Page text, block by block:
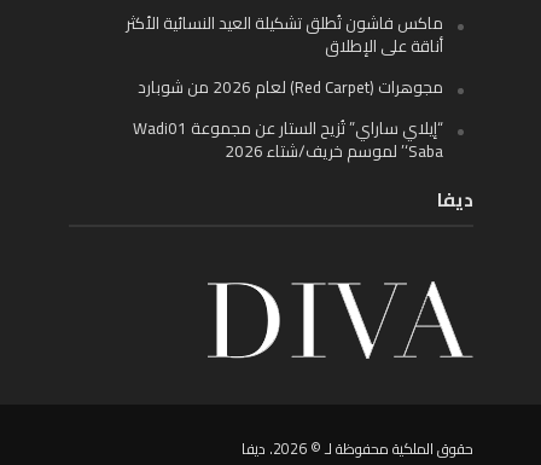
ماكس فاشون تُطلق تشكيلة العيد النسائية الأكثر
أناقة على الإطلاق
مجوهرات (Red Carpet) لعام 2026 من شوبارد
“إيلاي ساراي” تُزيح الستار عن مجموعة Wadi01
‘Saba’ لموسم خريف/شتاء 2026
ديفا
حقوق الملكية محفوظة لـ © 2026. ديفا